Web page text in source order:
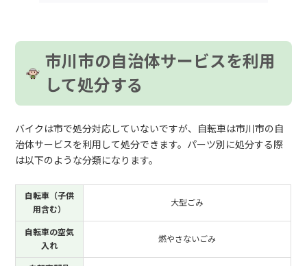
市川市の自治体サービスを利用
して処分する
バイクは市で処分対応していないですが、自転車は市川市の自
治体サービスを利用して処分できます。パーツ別に処分する際
は以下のような分類になります。
自転車（子供
用含む）
大型ごみ
自転車の空気
入れ
燃やさないごみ